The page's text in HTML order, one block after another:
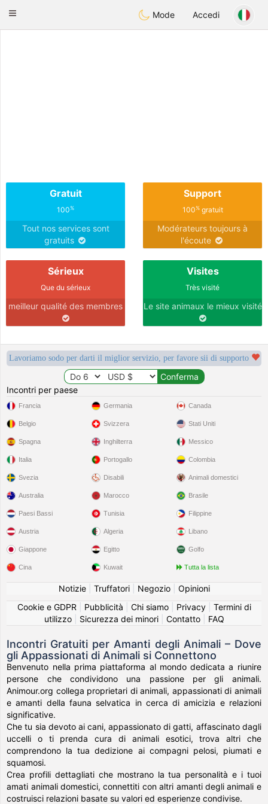
Animour
Toggle
Mode Accedi
Gratuit
100%
Tout nos services sont
gratuits
Support
100%gratuit
Modérateurs toujours à
l'écoute
Sérieux
Que du sérieux
meilleur qualité des membres
Visites
Très visité
Le site animaux le mieux visité
Lavoriamo sodo per darti il miglior servizio, per favore sii di supporto
Incontri per paese
Francia
Belgio
Spagna
Italia
Svezia
Germania
Svizzera
Inghilterra
Portogallo
Disabili
Canada
Stati Uniti
Messico
Colombia
Animali domestici
Australia
Paesi Bassi
Austria
Giappone
Cina
Marocco
Tunisia
Algeria
Egitto
Kuwait
Brasile
Filippine
Libano
Golfo
Tutta la lista
Notizie| Truffatori| Negozio| Opinioni
Cookie e GDPR
Pubblicità Chi siamo| Privacy| Termini di
utilizzo| Sicurezza dei minori| Contatto| FAQ
Incontri Gratuiti per Amanti degli Animali – Dove
gli Appassionati di Animali si Connettono
Benvenuto nella prima piattaforma al mondo dedicata a riunire
persone che condividono una passione per gli animali.
Animour.org collega proprietari di animali, appassionati di animali
e amanti della fauna selvatica in cerca di amicizia e relazioni
significative.
Che tu sia devoto ai cani, appassionato di gatti, affascinato dagli
uccelli o ti prenda cura di animali esotici, trova altri che
comprendono la tua dedizione ai compagni pelosi, piumati e
squamosi.
Crea profili dettagliati che mostrano la tua personalità e i tuoi
amati animali domestici, connettiti con altri amanti degli animali e
costruisci relazioni basate su valori ed esperienze condivise.